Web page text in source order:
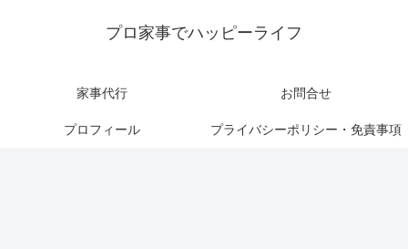
プロ家事でハッピーライフ
家事代行 お問合せ
プロフィール プライバシーポリシー・免責事項